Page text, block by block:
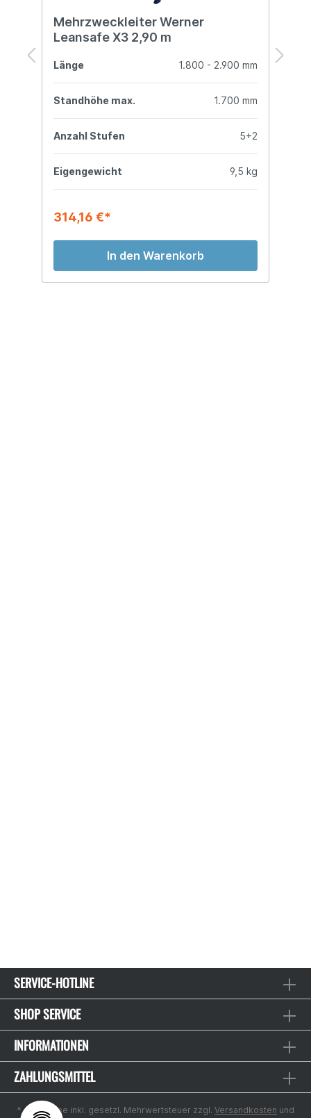
Mehrzweckleiter Werner
Leansafe X3 2,90 m
Länge 1.800 - 2.900 mm
Standhöhe max. 1.700 mm
Anzahl Stufen 5+2
Eigengewicht 9,5 kg
314,16 €*
In den Warenkorb
SERVICE-HOTLINE
SHOP SERVICE
INFORMATIONEN
ZAHLUNGSMITTEL
* Alle Preise inkl. gesetzl. Mehrwertsteuer zzgl. Versandkosten und